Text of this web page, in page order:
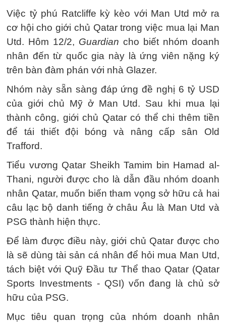
Việc tỷ phú Ratcliffe kỳ kèo với Man Utd mở ra
cơ hội cho giới chủ Qatar trong việc mua lại Man
Utd. Hôm 12/2, Guardian cho biết nhóm doanh
nhân đến từ quốc gia này là ứng viên nặng ký
trên bàn đàm phán với nhà Glazer.
Nhóm này sẵn sàng đáp ứng đề nghị 6 tỷ USD
của giới chủ Mỹ ở Man Utd. Sau khi mua lại
thành công, giới chủ Qatar có thể chi thêm tiền
để tái thiết đội bóng và nâng cấp sân Old
Trafford.
Tiểu vương Qatar Sheikh Tamim bin Hamad al-
Thani, người được cho là dẫn đầu nhóm doanh
nhân Qatar, muốn biến tham vọng sở hữu cả hai
câu lạc bộ danh tiếng ở châu Âu là Man Utd và
PSG thành hiện thực.
Để làm được điều này, giới chủ Qatar được cho
là sẽ dùng tài sản cá nhân để hỏi mua Man Utd,
tách biệt với Quỹ Đầu tư Thể thao Qatar (Qatar
Sports Investments - QSI) vốn đang là chủ sở
hữu của PSG.
Mục tiêu quan trọng của nhóm doanh nhân